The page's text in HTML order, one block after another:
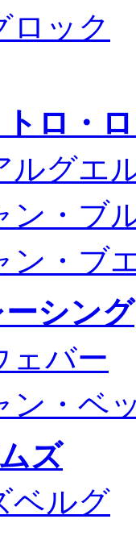
ロック
ロ・
ルグエ
ン・ブ
ン・ブ
シング
ェバー
ン・ベ
ズ
ベルグ